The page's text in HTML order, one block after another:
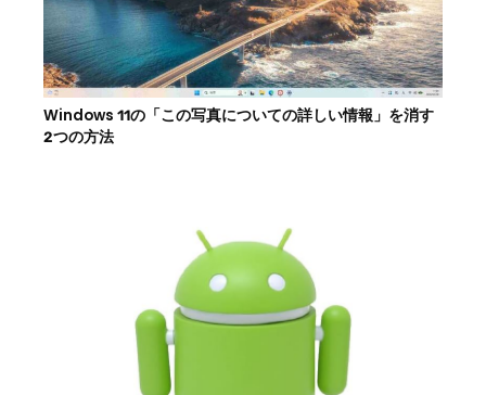
Windows 11の「この写真についての詳しい情報」を消す
2つの方法